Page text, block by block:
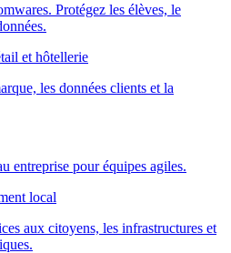
Protégez les élèves, le
et hôtellerie
les données clients et la
entreprise pour équipes agiles.
local
aux citoyens, les infrastructures et